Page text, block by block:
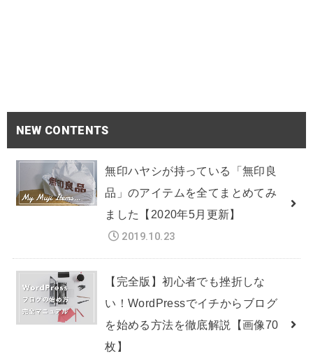
NEW CONTENTS
無印ハヤシが持っている「無印良
品」のアイテムを全てまとめてみ
ました【2020年5月更新】
2019.10.23
【完全版】初心者でも挫折しな
い！WordPressでイチからブログ
を始める方法を徹底解説【画像70
枚】